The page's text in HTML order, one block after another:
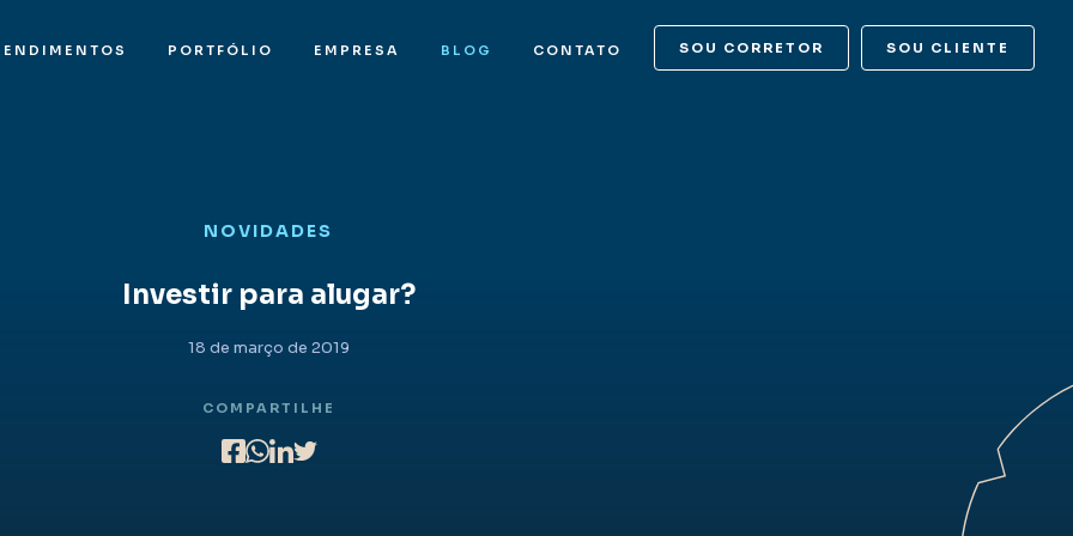
PORTFÓLIO EMPRESA BLOG CONTATO SOU CORRETOR SOU CLIENTE
NOVIDADES
Investir para alugar?
18 de março de 2019
COMPARTILHE